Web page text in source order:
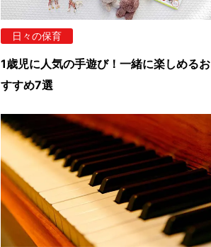
日々の保育
1歳児に人気の手遊び！一緒に楽しめるお
すすめ7選